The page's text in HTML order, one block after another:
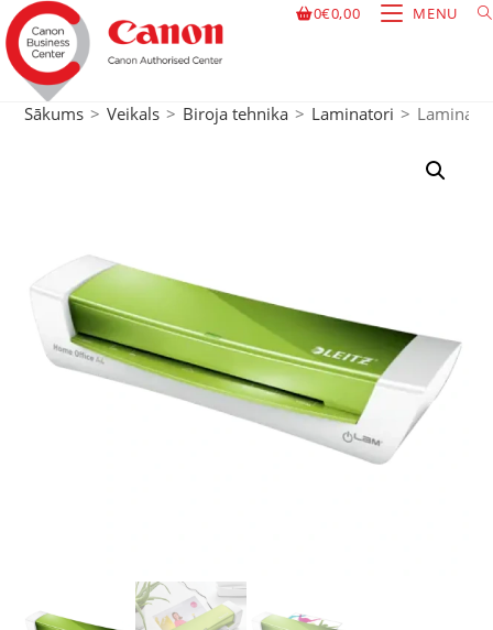
0€0,00 MENU
Sākums > Veikals > Biroja tehnika > Laminatori >